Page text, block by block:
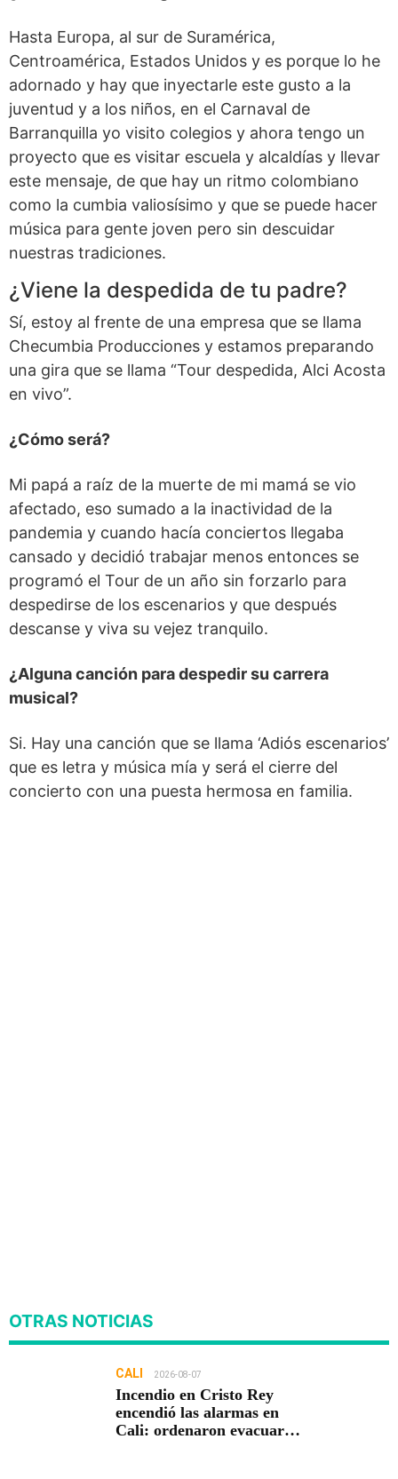
Hasta Europa, al sur de Suramérica,
Centroamérica, Estados Unidos y es porque lo he
adornado y hay que inyectarle este gusto a la
juventud y a los niños, en el Carnaval de
Barranquilla yo visito colegios y ahora tengo un
proyecto que es visitar escuela y alcaldías y llevar
este mensaje, de que hay un ritmo colombiano
como la cumbia valiosísimo y que se puede hacer
música para gente joven pero sin descuidar
nuestras tradiciones.
¿Viene la despedida de tu padre?
Sí, estoy al frente de una empresa que se llama
Checumbia Producciones y estamos preparando
una gira que se llama “Tour despedida, Alci Acosta
en vivo”.
¿Cómo será?
Mi papá a raíz de la muerte de mi mamá se vio
afectado, eso sumado a la inactividad de la
pandemia y cuando hacía conciertos llegaba
cansado y decidió trabajar menos entonces se
programó el Tour de un año sin forzarlo para
despedirse de los escenarios y que después
descanse y viva su vejez tranquilo.
¿Alguna canción para despedir su carrera
musical?
Si. Hay una canción que se llama ‘Adiós escenarios’
que es letra y música mía y será el cierre del
concierto con una puesta hermosa en familia.
OTRAS NOTICIAS
CALI 2026-08-07
Incendio en Cristo Rey
encendió las alarmas en
Cali: ordenaron evacuar